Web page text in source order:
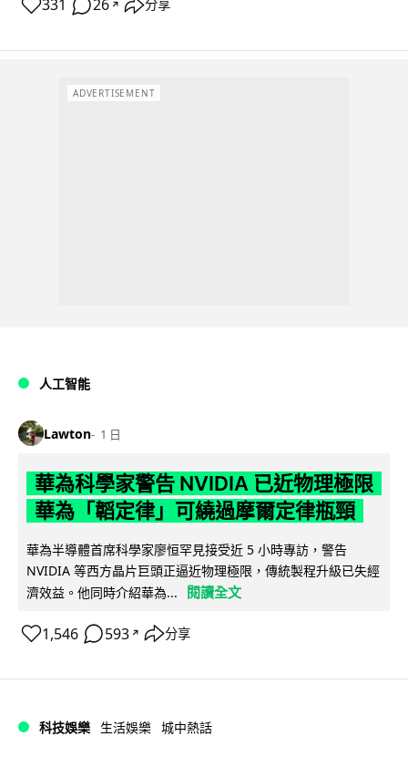
331 26 ↗ 分享
ADVERTISEMENT
人工智能
Lawton 1 日
華為科學家警告 NVIDIA 已近物理極限
華為「韜定律」可繞過摩爾定律瓶頸
華為半導體首席科學家廖恒罕見接受近 5 小時專訪，警告
NVIDIA 等西方晶片巨頭正逼近物理極限，傳統製程升級已失經
濟效益。他同時介紹華為...
閱讀全文
1,546 593 ↗ 分享
科技娛樂 生活娛樂 城中熱話